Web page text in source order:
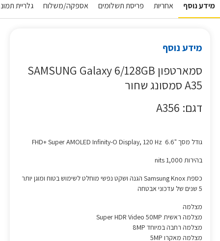
מידע נוסף אחריות פריסת תשלומים אספקה/משלוח גלריית
מידע נוסף
סמארטפון SAMSUNG Galaxy 6/128GB
A35 סמסונג שחור
דגם: A356
גודל מסך "6.6 FHD+ Super AMOLED Infinity-O Display, 120 Hz
בהירות 1,000 nits
כספת Samsung Knox הגנה ושקט נפשי מוחלט לשימוש בטוח ומוגן יותר
מצלמה
מצלמה ראשית Super HDR Video 50MP
מצלמה רחבה במיוחד 8MP
מצלמה מאקרו 5MP